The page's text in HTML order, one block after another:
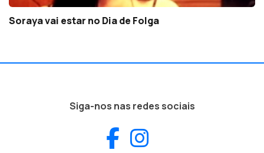
Soraya vai estar no Dia de Folga
Siga-nos nas redes sociais
Facebook